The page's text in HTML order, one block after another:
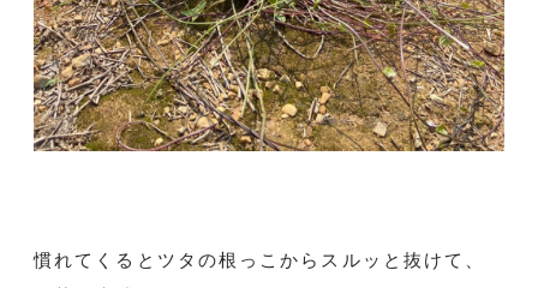
慣れてくるとツタの根っこからスルッと抜けて、